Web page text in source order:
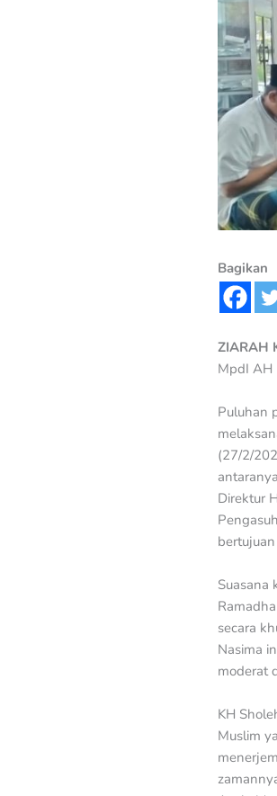
Bagikan
ZIARAH
MpdI AH
Puluhan
(27/2/
Direktur
Suasana
secara
Nasima
moderat
KH
Muslim